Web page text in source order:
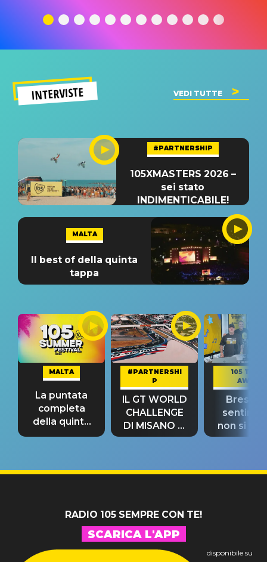
significato
del singolo
INTERVISTE VEDI TUTTE
#PARTNERSHIP
105XMASTERS 2026 –
sei stato
INDIMENTICABILE!
MALTA
Il best of della quinta
tappa
MALTA
La puntata
completa
della quinta
tappa
#PARTNERSHI
P
IL GT WORLD
CHALLENGE
DI MISANO si
riconferma
105 TAKE
AWAY
Bresh:
non si
fino alla
RADIO 105 SEMPRE CON TE!
SCARICA L'APP
disponibile su